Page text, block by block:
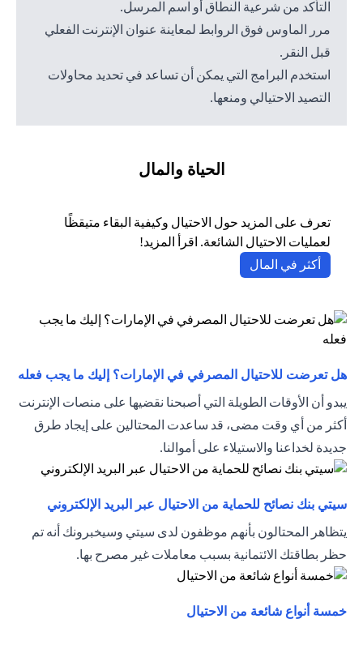
التأكد من شرعية النطاق أو اسم المرسل.
مرر الماوس فوق الروابط لمعاينة عنوان الإنترنت الفعلي
قبل النقر.
استخدم البرامج التي يمكن أن تساعد في تحديد محاولات
التصيد الاحتيالي ومنعها.
الحياة والمال
تعرف على المزيد حول الاحتيال وكيفية البقاء متيقظًا
لعمليات الاحتيال الشائعة. اقرأ المزيد!
أكثر في المال
هل تعرضت للاحتيال المصرفي في الإمارات؟ إليك ما يجب فعله
يبدو أن الأوقات الطويلة التي أصبحنا نقضيها على منصات الإنترنت
أكثر من أي وقت مضى، قد ساعدت المحتالين على إيجاد طرق
جديدة لخداعنا والاستيلاء على أموالنا.
سيتي بنك نصائح للحماية من الاحتيال عبر البريد الإلكتروني
يتظاهر المحتالون بأنهم موظفون لدى سيتي وسيخبرونك أنه تم
حظر بطاقتك الائتمانية بسبب معاملات غير مصرح بها.
خمسة أنواع شائعة من الاحتيال